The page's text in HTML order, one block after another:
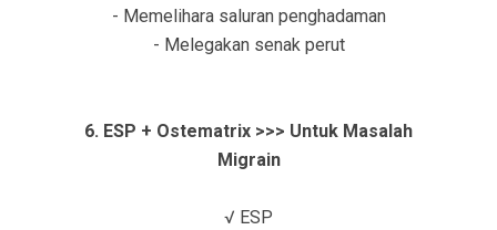
- Memelihara saluran penghadaman
- Melegakan senak perut
6. ESP + Ostematrix >>> Untuk Masalah
Migrain
√ ESP